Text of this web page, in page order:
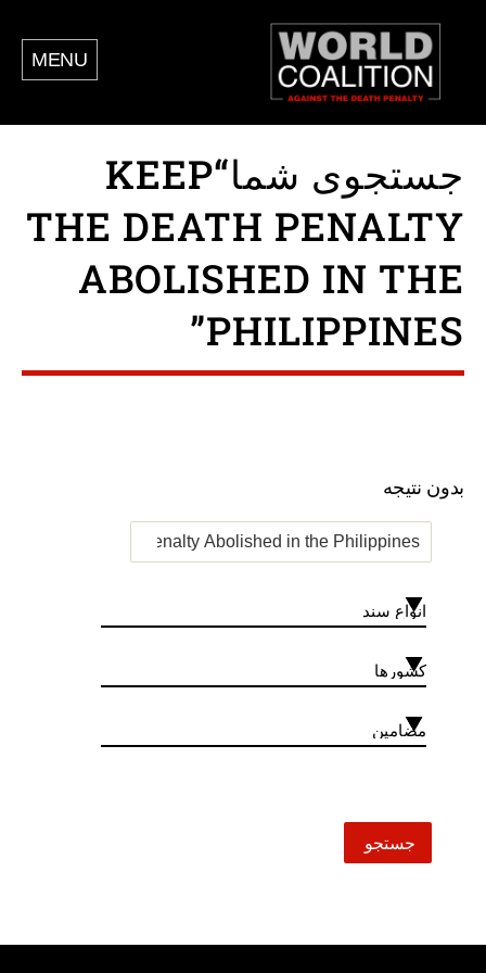
MENU
جستجوی شما“KEEP
THE DEATH PENALTY
ABOLISHED IN THE
PHILIPPINES”
بدون نتیجه